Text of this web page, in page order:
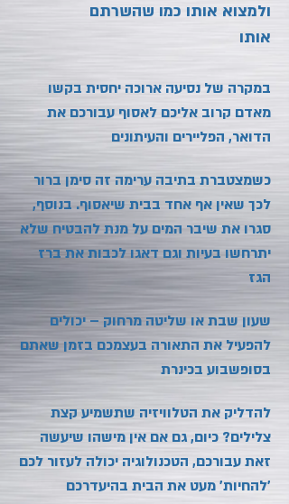
ולמצוא אותו כמו שהשרתם
אותו
במקרה של נסיעה ארוכה יחסית בקשו
מאדם קרוב אליכם לאסוף עבורכם את
הדואר, הפליירים והעיתונים
כשמצטברת בתיבה ערימה זה סימן ברור
לכך שאין אף אחד בבית שיאסוף. בנוסף,
סגרו את שיבר המים על מנת להבטיח שלא
יתרחשו בעיות וגם דאגו לכבות את ברז
הגז
שעון שבת או שליטה מרחוק – יכולים
להפעיל את התאורה בעצמכם בזמן שאתם
בסופשבוע בכינרת
להדליק את הטלוויזיה שתשמיע קצת
צלילים? כיום, גם אם אין מישהו שיעשה
זאת עבורכם, הטכנולוגיה יכולה לעזור לכם
'להחיות' מעט את הבית בהיעדרכם